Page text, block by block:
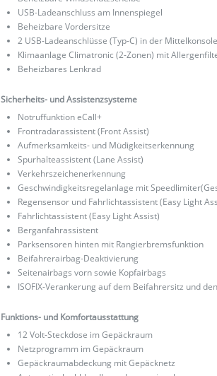
USB-Ladeanschluss am Innenspiegel
Beheizbare Vordersitze
2 USB-Ladeanschlüsse (Typ-C) in der
Klimaanlage Climatronic (2-Zonen) mit
Beheizbares Lenkrad
Sicherheits- und Assistenzsysteme
Notruffunktion eCall+
Frontradarassistent (Front Assist)
Aufmerksamkeits- und Müdigkeitserkennung
Spurhalteassistent (Lane Assist)
Verkehrszeichenerkennung
Geschwindigkeitsregelanlage mit
Regensensor und Fahrlichtassistent (Easy Light
Fahrlichtassistent (Easy Light Assist)
Berganfahrassistent
Parksensoren hinten mit Rangierbremsfunktion
Beifahrerairbag-Deaktivierung
Seitenairbags vorn sowie Kopfairbags
ISOFIX-Verankerung auf dem Beifahrersitz und
Funktions- und Komfortausstattung
12 Volt-Steckdose im Gepäckraum
Netzprogramm im Gepäckraum
Gepäckraumabdeckung mit Gepäcknetz